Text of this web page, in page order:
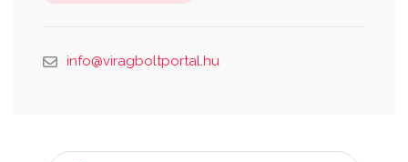
info@viragboltportal.hu